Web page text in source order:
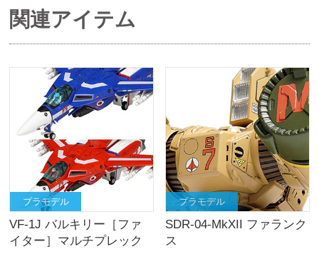
関連アイテム
プラモデル
VF-1J バルキリー［ファ
イター］マルチプレック
プラモデル
SDR-04-MkXII ファランク
ス